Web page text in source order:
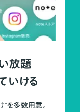
放題
いける
"を多数用意。